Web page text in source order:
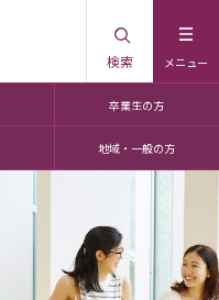
メニュー
検索
卒業生の方
地域・一般の方